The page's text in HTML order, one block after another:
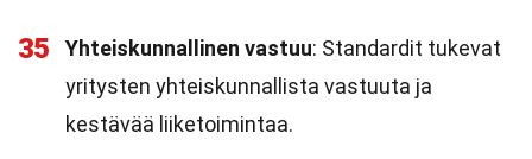
35 Yhteiskunnallinen vastuu: Standardit tukevat
yritysten yhteiskunnallista vastuuta ja
kestävää liiketoimintaa.